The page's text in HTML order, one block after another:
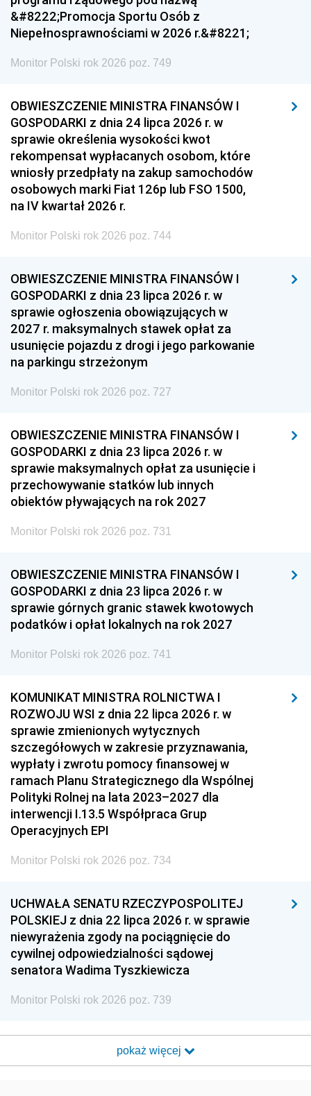
&#8222;Promocja Sportu Osób z
Niepełnosprawnościami w 2026 r.&#8221;
Monitor Polski rok 2026 poz. 749
OBWIESZCZENIE MINISTRA FINANSÓW I
GOSPODARKI z dnia 24 lipca 2026 r. w
sprawie określenia wysokości kwot
rekompensat wypłacanych osobom, które
wniosły przedpłaty na zakup samochodów
osobowych marki Fiat 126p lub FSO 1500,
na IV kwartał 2026 r.
Monitor Polski rok 2026 poz. 744
OBWIESZCZENIE MINISTRA FINANSÓW I
GOSPODARKI z dnia 23 lipca 2026 r. w
sprawie ogłoszenia obowiązujących w
2027 r. maksymalnych stawek opłat za
usunięcie pojazdu z drogi i jego parkowanie
na parkingu strzeżonym
Monitor Polski rok 2026 poz. 727
OBWIESZCZENIE MINISTRA FINANSÓW I
GOSPODARKI z dnia 23 lipca 2026 r. w
sprawie maksymalnych opłat za usunięcie i
przechowywanie statków lub innych
obiektów pływających na rok 2027
Monitor Polski rok 2026 poz. 731
OBWIESZCZENIE MINISTRA FINANSÓW I
GOSPODARKI z dnia 23 lipca 2026 r. w
sprawie górnych granic stawek kwotowych
podatków i opłat lokalnych na rok 2027
Monitor Polski rok 2026 poz. 741
KOMUNIKAT MINISTRA ROLNICTWA I
ROZWOJU WSI z dnia 22 lipca 2026 r. w
sprawie zmienionych wytycznych
szczegółowych w zakresie przyznawania,
wypłaty i zwrotu pomocy finansowej w
ramach Planu Strategicznego dla Wspólnej
Polityki Rolnej na lata 2023–2027 dla
interwencji I.13.5 Współpraca Grup
Operacyjnych EPI
Monitor Polski rok 2026 poz. 734
UCHWAŁA SENATU RZECZYPOSPOLITEJ
POLSKIEJ z dnia 22 lipca 2026 r. w sprawie
niewyrażenia zgody na pociągnięcie do
cywilnej odpowiedzialności sądowej
senatora Wadima Tyszkiewicza
Monitor Polski rok 2026 poz. 739
pokaż więcej